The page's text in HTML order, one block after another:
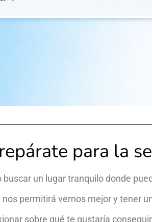
para la
un lugar tranquilo donde
nos permitirá vernos mejor y tener
sobre qué te gustaría